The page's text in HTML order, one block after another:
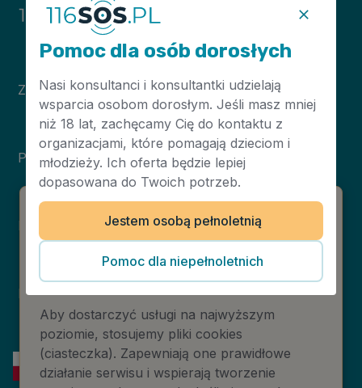
Zasady korzystania
Polityka prywatności
Deklaracja dostępności
Prawa autorskie
Mapa serwisu
NASK
Niebieska Linia
Instytut Psychologii
Informacja o plikach
cookies
Aby dostarczyć usługi na najwyższym
poziomie, stosujemy pliki cookies
(ciasteczka). Zapewniają one prawidłowe
działanie serwisu i wspierają tworzenie
Pomoc dla osób dorosłych
Nasi konsultanci i konsultantki udzielają
wsparcia osobom dorosłym. Jeśli masz mniej
niż 18 lat, zachęcamy Cię do kontaktu z
organizacjami, które pomagają dzieciom i
młodzieży. Ich oferta będzie lepiej
dopasowana do Twoich potrzeb.
Jestem osobą pełnoletnią
Pomoc dla niepełnoletnich